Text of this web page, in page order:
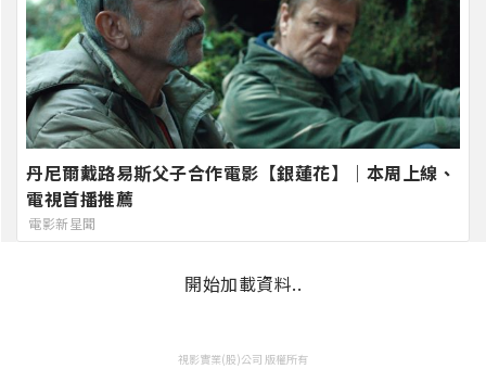
丹尼爾戴路易斯父子合作電影【銀蓮花】｜本周上線、
電視首播推薦
電影新星聞
開始加載資料..
視影實業(股)公司 版權所有